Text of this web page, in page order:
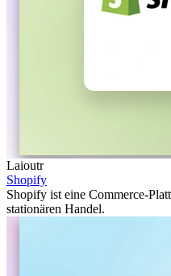
Laioutr
Shopify
Shopify ist eine Commerce-
stationären Handel.